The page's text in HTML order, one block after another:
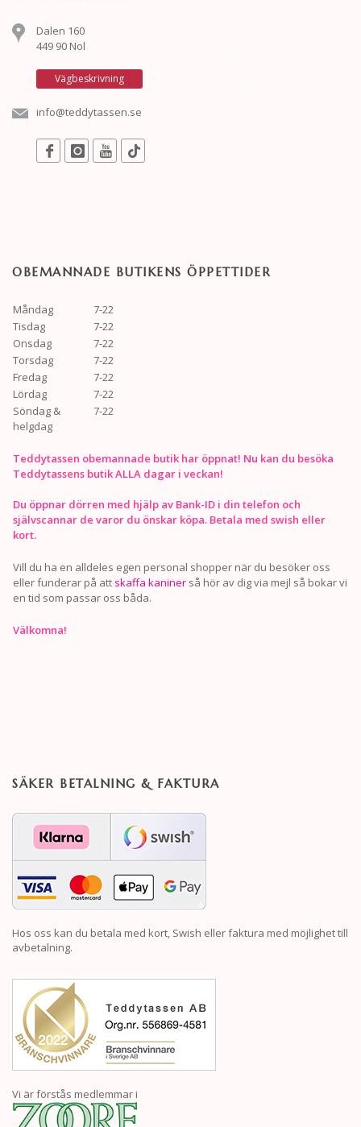
Dalen 160
449 90 Nol
Vägbeskrivning
info@teddytassen.se
OBEMANNADE BUTIKENS ÖPPETTIDER
Måndag
7-22
Tisdag
7-22
Onsdag
7-22
Torsdag
7-22
Fredag
7-22
Lördag
7-22
Söndag &
helgdag
7-22
Teddytassen obemannade butik har öppnat! Nu kan du besöka
Teddytassens butik ALLA dagar i veckan!
Du öppnar dörren med hjälp av Bank-ID i din telefon och
självscannar de varor du önskar köpa. Betala med swish eller
kort.
Vill du ha en alldeles egen personal shopper när du besöker oss
eller funderar på att skaffa kaniner så hör av dig via mejl så bokar vi
en tid som passar oss båda.
Välkomna!
SÄKER BETALNING & FAKTURA
Hos oss kan du betala med kort, Swish eller faktura med möjlighet till
avbetalning.
Vi är förstås medlemmar i